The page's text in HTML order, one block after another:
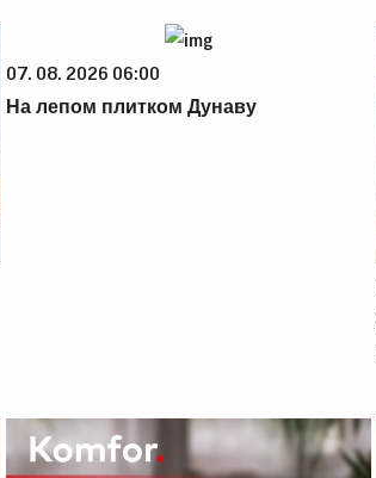
07. 08. 2026 06:00
На лепом плитком Дунаву